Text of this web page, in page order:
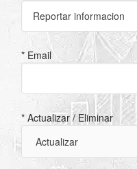
* Email
* Actualizar / Eliminar